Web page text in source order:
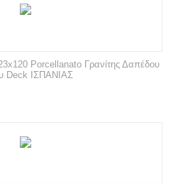
Porcellanato Γρανίτης Δαπέδου
Deck ΙΣΠΑΝΙΑΣ